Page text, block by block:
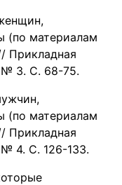
(по материалам
Прикладная
№ 3. С. 68-75.
(по материалам
Прикладная
4. С. 126-133.